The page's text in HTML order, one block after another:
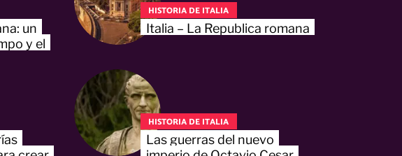
un
y el
HISTORIA DE ITALIA
Italia – La Republica romana
HISTORIA DE ITALIA
Las guerras del nuevo